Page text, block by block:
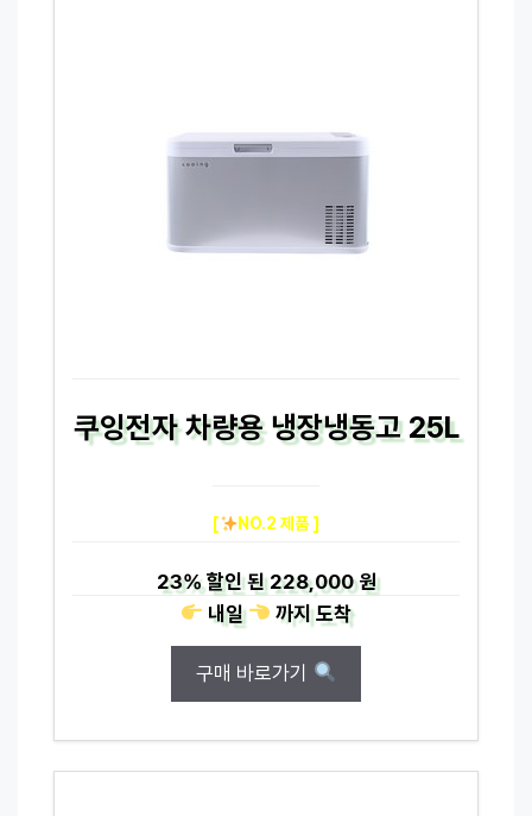
쿠잉전자 차량용 냉장냉동고 25L
[ NO.2 제품 ]
23%할인 된228,000 원
내일
까지도착
구매 바로가기